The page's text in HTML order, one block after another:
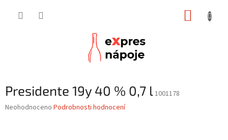
Presidente 19y 40 % 0,7 l1001178
Průměrné
Neohodnoceno Podrobnosti hodnocení